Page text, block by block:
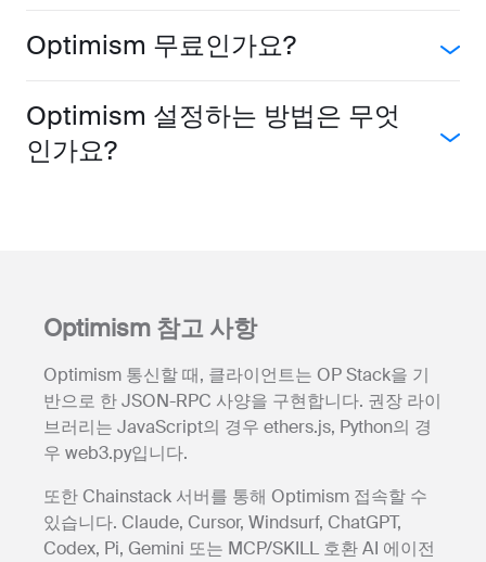
Optimism 무료인가요?
Optimism 설정하는 방법은 무엇
인가요?
Optimism 참고 사항
Optimism 통신할 때, 클라이언트는 OP Stack을 기
반으로 한 JSON-RPC 사양을 구현합니다. 권장 라이
브러리는 JavaScript의 경우 ethers.js, Python의 경
우 web3.py입니다.
또한 Chainstack 서버를 통해 Optimism 접속할 수
있습니다. Claude, Cursor, Windsurf, ChatGPT,
Codex, Pi, Gemini 또는 MCP/SKILL 호환 AI 에이전